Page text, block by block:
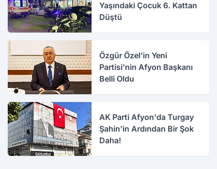
Yaşındaki Çocuk 6. Kattan
Düştü
Özgür Özel'in Yeni
Partisi'nin Afyon Başkanı
Belli Oldu
AK Parti Afyon'da Turgay
Şahin'in Ardından Bir Şok
Daha!